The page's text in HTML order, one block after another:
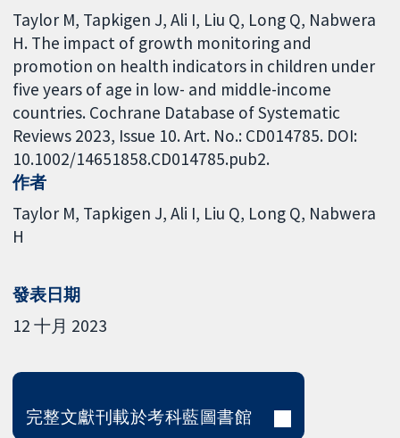
Taylor M, Tapkigen J, Ali I, Liu Q, Long Q, Nabwera
H. The impact of growth monitoring and
promotion on health indicators in children under
five years of age in low- and middle-income
countries. Cochrane Database of Systematic
Reviews 2023, Issue 10. Art. No.: CD014785. DOI:
10.1002/14651858.CD014785.pub2.
作者
Taylor M Tapkigen J Ali I Liu Q Long Q Nabwera
H
發表日期
12 十月 2023
完整文獻刊載於考科藍圖書館